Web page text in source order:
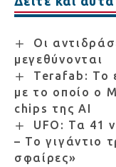
Οι
μεγεθύνονται
Terafab: Το
με το οποίο ο
chips της AI
UFO: Τα 41
– Το γιγάντιο
σφαίρες»